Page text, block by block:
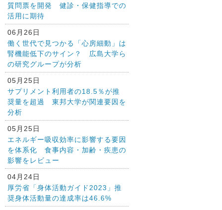
質問票を開発 健診・保健指導での
活用に期待
06月26日
働く世代で見つかる「心房細動」は
腎機能低下のサイン？ 広島大学ら
の研究グループが分析
05月25日
サプリメント利用者の18.5％が推
奨量を超過 東邦大学が関連要因を
分析
05月25日
エネルギー吸収効率に影響する要因
を体系化 食事内容・加齢・疾患の
影響をレビュー
04月24日
厚労省「身体活動ガイド2023」推
奨身体活動量の達成率は46.6%